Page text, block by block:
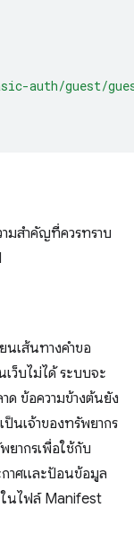
auth/guest/
ามสำคัญที่ควรทราบ
นเส้นทางคำขอ
ว็บไม่ได้ ระบบจะ
ด ข้อความข้างต้นยัง
นเจ้าของทรัพยากร
ยากรเพื่อใช้กับ
าศและป้อนข้อมูล
ในไฟล์ Manifest